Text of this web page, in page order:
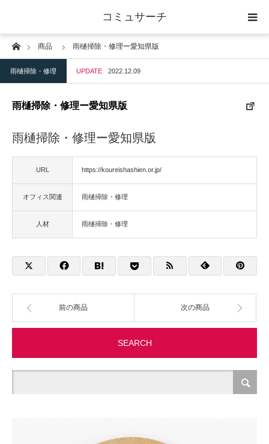
コミュサーチ
Home商品 雨樋掃除・修理ー愛知県版
雨樋掃除・修理 UPDATE 2022.12.09
雨樋掃除・修理ー愛知県版
雨樋掃除・修理ー愛知県版
URL https://koureishashien.or.jp/
オフィス関連 雨樋掃除・修理
人材 雨樋掃除・修理
前の商品 次の商品
SEARCH
ホーム
士業
店舗・建築
物流・運送
事務